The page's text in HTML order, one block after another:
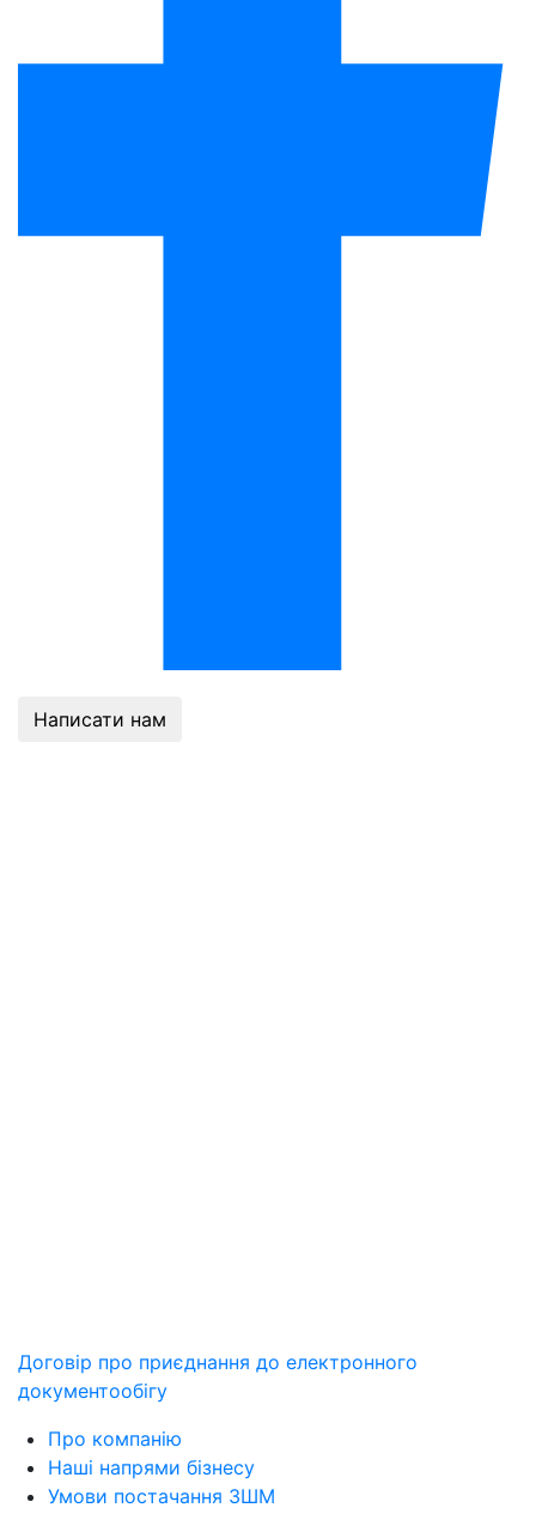
Написати нам
Договір про приєднання до електронного
документообiгу
Про компанію
Наші напрями бізнесу
Умови постачання ЗШМ